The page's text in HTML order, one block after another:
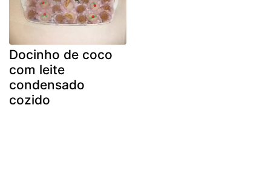
Docinho de coco
com leite
condensado
cozido